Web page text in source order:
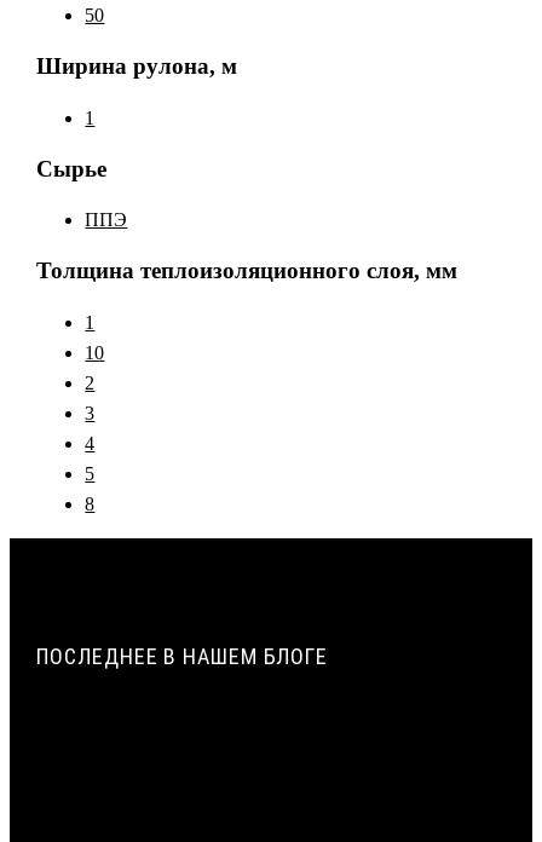
50
Ширина рулона, м
1
Сырье
ППЭ
Толщина теплоизоляционного слоя, мм
1
10
2
3
4
5
8
ПОСЛЕДНЕЕ В НАШЕМ БЛОГЕ